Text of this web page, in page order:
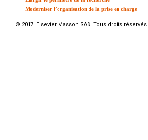
Moderniser l’organisation de la prise en charge
© 2017 Elsevier Masson SAS. Tous droits réservés.